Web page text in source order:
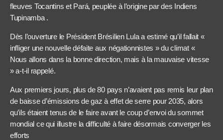
fleuves Tocantins et Pará, peuplée à l’origine par des Indiens
Tupinamba .
Dès l’ouverture le Président Brésilien Lula a estimé qu’il fallait «
infliger une nouvelle défaite aux négationnistes » du climat «
Nous allons dans la bonne direction, mais à la mauvaise vitesse
» a-t-il rappelé.
Aux premiers jours, plus de 80 pays n’avaient pas remis leur plan
de baisse d’émissions de gaz à effet de serre pour 2035, alors
qu’ils étaient tenus de le faire avant le coup d’envoi du sommet
mondial ce qui illustre la difficulté à faire désormais converger les
efforts